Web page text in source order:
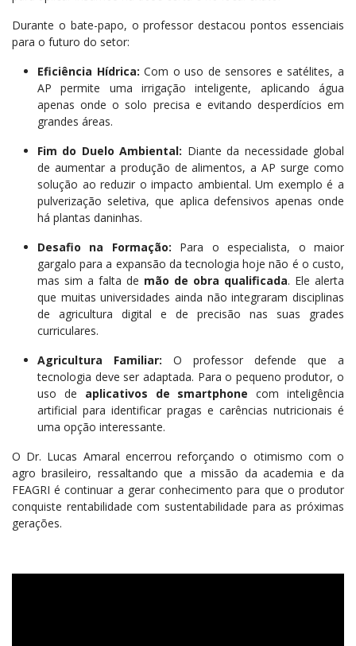
Durante o bate-papo, o professor destacou pontos essenciais
para o futuro do setor:
Eficiência Hídrica: Com o uso de sensores e satélites, a
AP permite uma irrigação inteligente, aplicando água
apenas onde o solo precisa e evitando desperdícios em
grandes áreas.
Fim do Duelo Ambiental: Diante da necessidade global
de aumentar a produção de alimentos, a AP surge como
solução ao reduzir o impacto ambiental. Um exemplo é a
pulverização seletiva, que aplica defensivos apenas onde
há plantas daninhas.
Desafio na Formação: Para o especialista, o maior
gargalo para a expansão da tecnologia hoje não é o custo,
mas sim a falta de mão de obra qualificada. Ele alerta
que muitas universidades ainda não integraram disciplinas
de agricultura digital e de precisão nas suas grades
curriculares.
Agricultura Familiar: O professor defende que a
tecnologia deve ser adaptada. Para o pequeno produtor, o
uso de aplicativos de smartphone com inteligência
artificial para identificar pragas e carências nutricionais é
uma opção interessante.
O Dr. Lucas Amaral encerrou reforçando o otimismo com o
agro brasileiro, ressaltando que a missão da academia e da
FEAGRI é continuar a gerar conhecimento para que o produtor
conquiste rentabilidade com sustentabilidade para as próximas
gerações.